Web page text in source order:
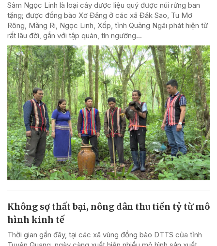
Sâm Ngọc Linh là loại cây dược liệu quý được núi rừng ban
tặng; được đồng bào Xơ Đăng ở các xã Đăk Sao, Tu Mơ
Rông, Măng Ri, Ngọc Linh, Xốp, tỉnh Quảng Ngãi phát hiện từ
rất lâu đời, gắn với tập quán, tín ngưỡng...
Không sợ thất bại, nông dân thu tiền tỷ từ mô
hình kinh tế
Thời gian gần đây, tại các xã vùng đồng bào DTTS của tỉnh